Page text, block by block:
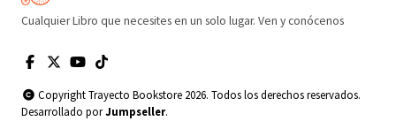
Cualquier Libro que necesites en un solo lugar. Ven y conócenos
Copyright Trayecto Bookstore 2026. Todos los derechos reservados.
Desarrollado porJumpseller.